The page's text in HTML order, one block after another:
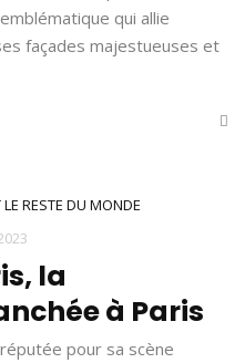
qui allie
façades majestueuses et
LE RESTE DU MONDE
la
à Paris
pour sa scène